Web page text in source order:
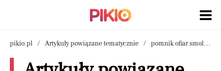
pikio.pl Artykuły powiązane tematycznie pomnik ofiar smoleńskich